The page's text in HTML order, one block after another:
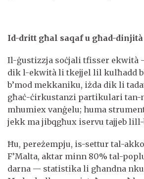
Id-dritt għal saqaf u għad-dinjità
Il-ġustizzja soċjali tfisser ekwità
dik l-ekwità li tkejjel lil kulħadd
b’mod mekkaniku, iżda dik li
għaċ-ċirkustanzi partikulari tan-
mhumiex vanġelu; huma
jekk ma jibqgħux iservu tajjeb
Ħu, pereżempju, is-settur tal-
F’Malta, aktar minn 80% tal-
darna — statistika li għandna